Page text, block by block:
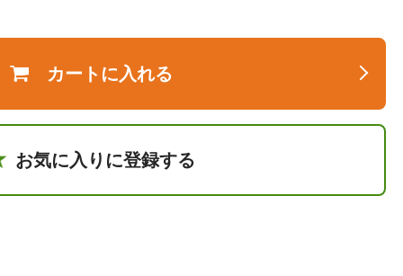
カートに入れる
お気に入りに登録する